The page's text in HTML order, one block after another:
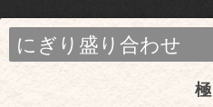
にぎり盛り合わせ
極